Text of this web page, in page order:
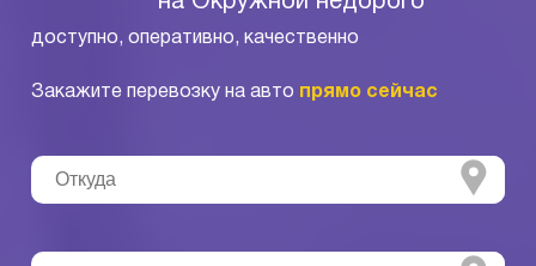
доступно, оперативно, качественно
Закажите перевозку на авто прямо сейчас